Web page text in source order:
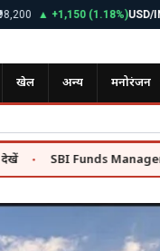
▲ +1,150 (1.18%)USD/INR
खेल अन्य मनोरंजन
SBI Funds Management